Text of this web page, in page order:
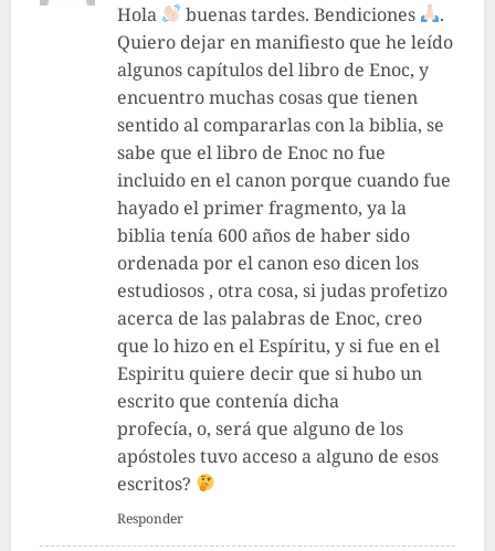
Hola buenas tardes. Bendiciones
.
Quiero dejar en manifiesto que he leído
algunos capítulos del libro de Enoc, y
encuentro muchas cosas que tienen
sentido al compararlas con la biblia, se
sabe que el libro de Enoc no fue
incluido en el canon porque cuando fue
hayado el primer fragmento, ya la
biblia tenía 600 años de haber sido
ordenada por el canon eso dicen los
estudiosos , otra cosa, si judas profetizo
acerca de las palabras de Enoc, creo
que lo hizo en el Espíritu, y si fue en el
Espiritu quiere decir que si hubo un
escrito que contenía dicha
profecía, o, será que alguno de los
apóstoles tuvo acceso a alguno de esos
escritos?
Responder